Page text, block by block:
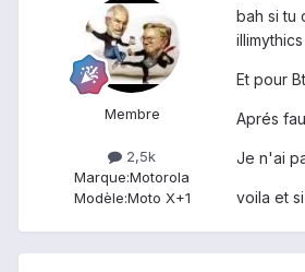
Membre
2,5k
Marque:Motorola
Modèle:Moto X+1
bah si tu
Et pour
Aprés
Je n'ai
voila et